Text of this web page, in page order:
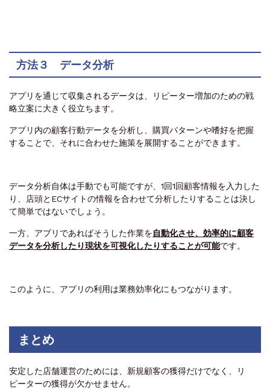
方法３ データ分析
アプリを通じて収集されるデータは、リピーター増加のための戦
略立案に大きく役立ちます。
アプリ内の顧客行動データを分析し、購買パターンや嗜好を把握
することで、それに合わせた施策を展開することができます。
データ分析自体は手動でも可能ですが、1回1回顧客情報を入力した
り、店頭とECサイトの情報を合わせて分析したりすることは決し
て簡単ではないでしょう。
一方、アプリであればそうした作業を自動化させ、効率的に顧客
データを分析したり現状を可視化したりすることが可能です。
このように、アプリの利用は業務効率化にもつながります。
まとめ
安定した店舗運営のためには、新規顧客の獲得だけでなく、リ
ピーターの獲得が欠かせません。